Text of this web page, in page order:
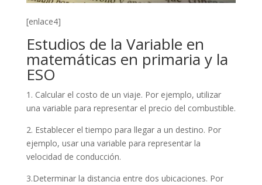
[enlace4]
Estudios de la Variable en
matemáticas en primaria y la
ESO
1. Calcular el costo de un viaje. Por ejemplo, utilizar
una variable para representar el precio del combustible.
2. Establecer el tiempo para llegar a un destino. Por
ejemplo, usar una variable para representar la
velocidad de conducción.
3.Determinar la distancia entre dos ubicaciones. Por